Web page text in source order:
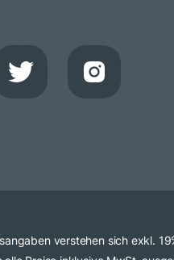
verstehen sich exkl.